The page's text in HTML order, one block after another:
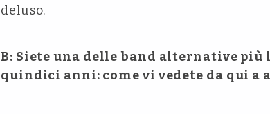
deluso.
B: Siete una delle band alternative più
quindici anni: come vi vedete da qui